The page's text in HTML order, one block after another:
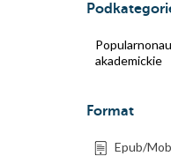
akademickie
Format
Epub/